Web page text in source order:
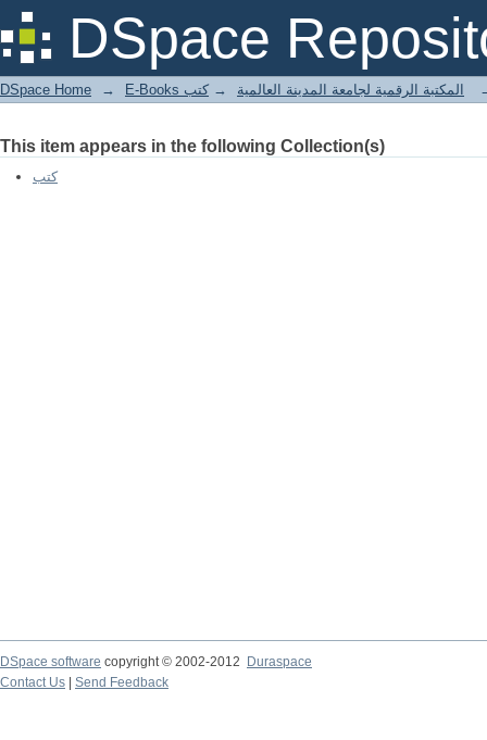
DSpace
أحكام الطهارة آداب الخلاء
DSpace Home → E-Books المكتبة الرقمية لجامعة المدينة العالمية → كتب
This item appears in the following Collection(s)
كتب
DSpace software copyright © 2002-2012
Duraspace
Contact Us
Send Feedback